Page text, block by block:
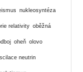
nukleosyntéza
relativity oběžná
oheň olovo
neutrin